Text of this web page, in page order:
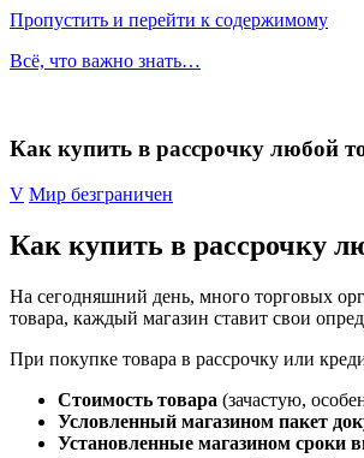
Пропустить и перейти к содержимому
Всё, что важно знать…
Как купить в рассрочку любой
V Мир безграничен
Как купить в рассрочку
На сегодняшний день, много торговых
товара, каждый магазин ставит свои
При покупке товара в рассрочку или
Стоимость товара (зачастую,
Условленный магазином пакет
Установленные магазином сроки